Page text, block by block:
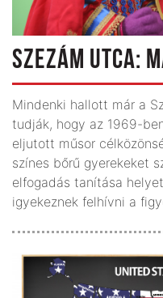
SZEZÁM UTCA:
Mindenki hallott már a
tudják, hogy az 1969-
eljutott műsor
színes bőrű gyerekeket
elfogadás tanítása
igyekeznek felhívni a